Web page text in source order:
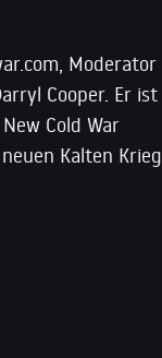
Moderator
Cooper. Er ist
Cold War
Kalten Krieg